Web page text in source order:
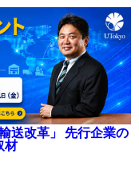
送改革」 先行企業の
材